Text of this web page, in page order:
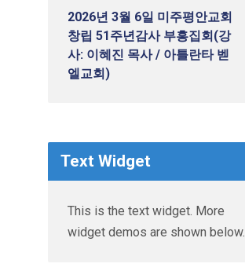
2026년 3월 6일 미주평안교회
창립 51주년감사 부흥집회(강
사: 이혜진 목사 / 아틀란타 벧
엘교회)
Text Widget
This is the text widget. More
widget demos are shown below.